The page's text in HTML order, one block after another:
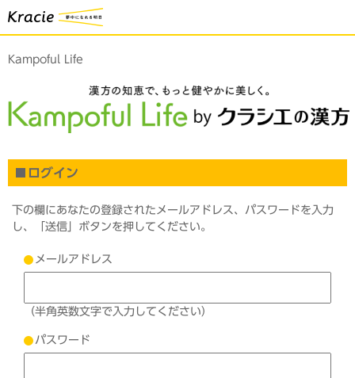
Kampoful Life
ログイン
下の欄にあなたの登録されたメールアドレス、パスワードを入力
し、「送信」ボタンを押してください。
メールアドレス
（半角英数文字で入力してください）
パスワード